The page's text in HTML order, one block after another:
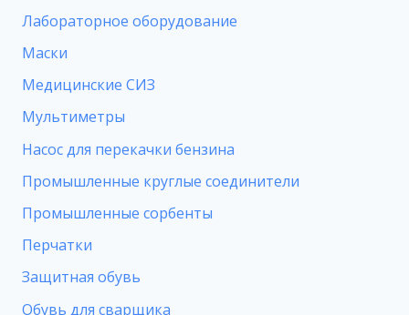
Лабораторное оборудование
Маски
Медицинские СИЗ
Мультиметры
Насос для перекачки бензина
Промышленные круглые соединители
Промышленные сорбенты
Перчатки
Защитная обувь
Обувь для сварщика